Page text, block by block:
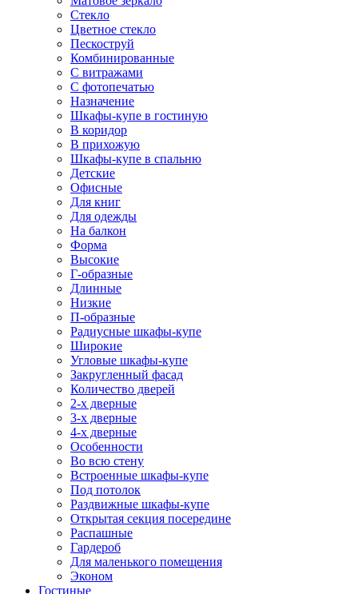
Стекло
Цветное стекло
Пескоструй
Комбинированные
С витражами
С фотопечатью
Назначение
Шкафы-купе в гостиную
В коридор
В прихожую
Шкафы-купе в спальню
Детские
Офисные
Для книг
Для одежды
На балкон
Форма
Высокие
Г-образные
Длинные
Низкие
П-образные
Радиусные шкафы-купе
Широкие
Угловые шкафы-купе
Закругленный фасад
Количество дверей
2-х дверные
3-х дверные
4-х дверные
Особенности
Во всю стену
Встроенные шкафы-купе
Под потолок
Раздвижные шкафы-купе
Открытая секция посередине
Распашные
Гардероб
Для маленького помещения
Эконом
Гостиные